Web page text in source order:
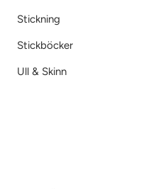
Stickning
Stickböcker
Ull & Skinn